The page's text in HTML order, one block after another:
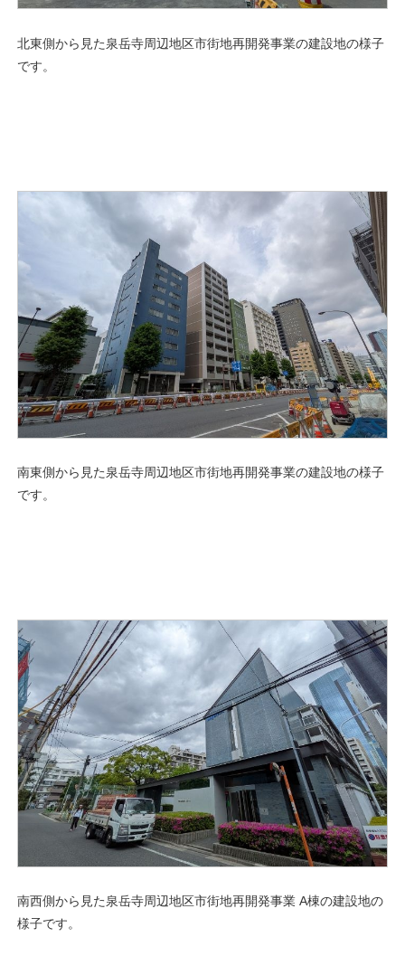
北東側から見た泉岳寺周辺地区市街地再開発事業の建設地の様子
です。
南東側から見た泉岳寺周辺地区市街地再開発事業の建設地の様子
です。
南西側から見た泉岳寺周辺地区市街地再開発事業 A棟の建設地の
様子です。